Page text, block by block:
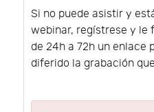
Si no puede asistir y
webinar, regístrese y le
de 24h a 72h un enlace
diferido la grabación